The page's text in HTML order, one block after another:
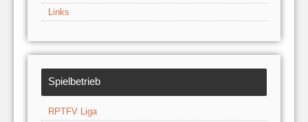
Links
Spielbetrieb
RPTFV Liga